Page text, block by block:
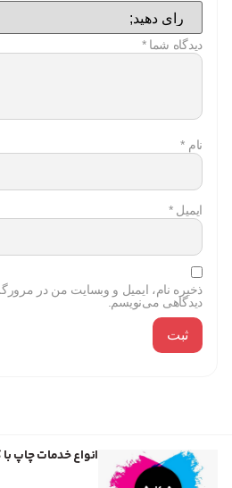
دیدگاه شما*
نام *
ایمیل*
ذخیره نام، ایمیل و وبسایت من در
دیدگاهی می‌نویسم.
انواع خدمات چاپ با